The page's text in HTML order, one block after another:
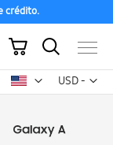
crédito.
USD -
dólar
Mi carrito